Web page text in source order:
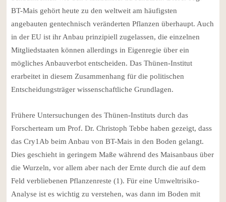
BT-Mais gehört heute zu den weltweit am häufigsten
angebauten gentechnisch veränderten Pflanzen überhaupt. Auch
in der EU ist ihr Anbau prinzipiell zugelassen, die einzelnen
Mitgliedstaaten können allerdings in Eigenregie über ein
mögliches Anbauverbot entscheiden. Das Thünen-Institut
erarbeitet in diesem Zusammenhang für die politischen
Entscheidungsträger wissenschaftliche Grundlagen.
Frühere Untersuchungen des Thünen-Instituts durch das
Forscherteam um Prof. Dr. Christoph Tebbe haben gezeigt, dass
das Cry1Ab beim Anbau von BT-Mais in den Boden gelangt.
Dies geschieht in geringem Maße während des Maisanbaus über
die Wurzeln, vor allem aber nach der Ernte durch die auf dem
Feld verbliebenen Pflanzenreste (1). Für eine Umweltrisiko-
Analyse ist es wichtig zu verstehen, was dann im Boden mit